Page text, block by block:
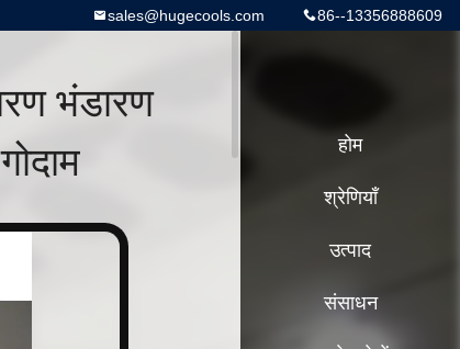
86--13356888609
sales@hugecools.com
भंडारण
होम
श्रेणियाँ
उत्पाद
संसाधन